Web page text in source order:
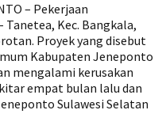
– Pekerjaan
Kec. Bangkala,
Proyek yang disebut
Kabupaten Jeneponto
mengalami kerusakan
empat bulan lalu dan
Sulawesi Selatan